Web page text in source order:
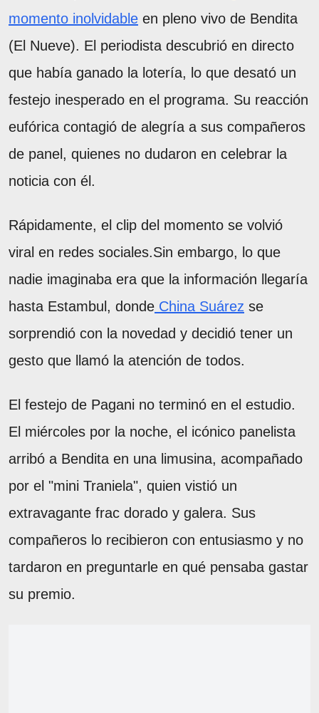
momento inolvidable en pleno vivo de Bendita
(El Nueve). El periodista descubrió en directo
que había ganado la lotería, lo que desató un
festejo inesperado en el programa. Su reacción
eufórica contagió de alegría a sus compañeros
de panel, quienes no dudaron en celebrar la
noticia con él.
Rápidamente, el clip del momento se volvió
viral en redes sociales.Sin embargo, lo que
nadie imaginaba era que la información llegaría
hasta Estambul, donde China Suárez se
sorprendió con la novedad y decidió tener un
gesto que llamó la atención de todos.
El festejo de Pagani no terminó en el estudio.
El miércoles por la noche, el icónico panelista
arribó a Bendita en una limusina, acompañado
por el "mini Traniela", quien vistió un
extravagante frac dorado y galera. Sus
compañeros lo recibieron con entusiasmo y no
tardaron en preguntarle en qué pensaba gastar
su premio.